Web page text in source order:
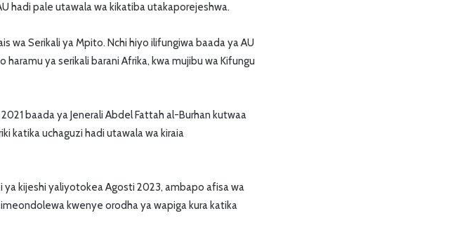
hadi pale utawala wa kikatiba utakaporejeshwa.
wa Serikali ya Mpito. Nchi hiyo ilifungiwa baada ya AU
ya serikali barani Afrika, kwa mujibu wa Kifungu
baada ya Jenerali Abdel Fattah al-Burhan kutwaa
katika uchaguzi hadi utawala wa kiraia
ya kijeshi yaliyotokea Agosti 2023, ambapo afisa wa
kwenye orodha ya wapiga kura katika